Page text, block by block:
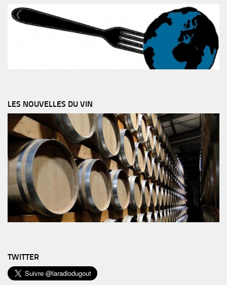
LES NOUVELLES DU VIN
TWITTER